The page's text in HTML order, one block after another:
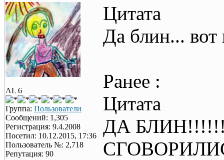
AL 6
Группа: Пользователи
Сообщений: 1,305
Регистрация: 9.4.2008
Посетил: 10.12.2015, 17:36
Пользователь №: 2,718
Репутация: 90
Цитата
Да блин... вот
Ранее :
Цитата
ДА